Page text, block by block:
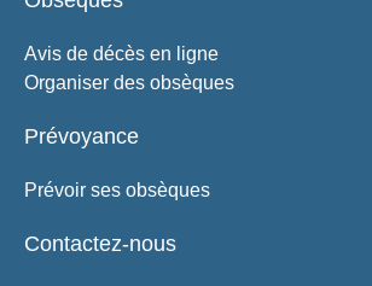
Avis de décès en ligne
Organiser des obsèques
Prévoyance
Prévoir ses obsèques
Contactez-nous